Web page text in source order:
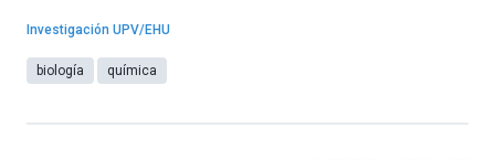
Investigación UPV/EHU
biología química